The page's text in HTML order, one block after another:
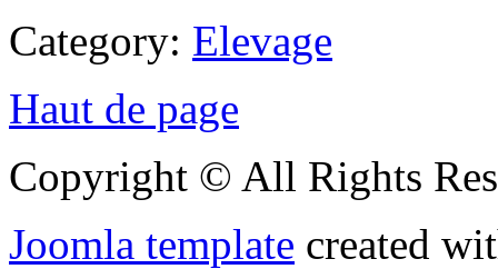
Category: Elevage
Haut de page
Copyright © All Rights
Joomla template created